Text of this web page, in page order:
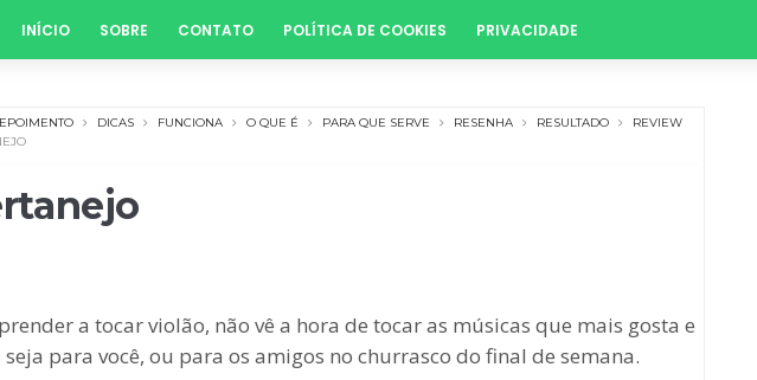
INÍCIO SOBRE CONTATO POLÍTICA DE COOKIES PRIVACIDADE
DICAS FUNCIONA O QUE É PARA QUE SERVE RESENHA RESULTADO
REVIEW
a tocar violão, não vê a hora de tocar as músicas que mais gosta e
para você, ou para os amigos no churrasco do final de semana.